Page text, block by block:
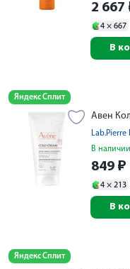
2 667
4 × 667
В
Яндекс Сплит
Авен
В наличии
849 ₽
4 × 213
В
Яндекс Сплит